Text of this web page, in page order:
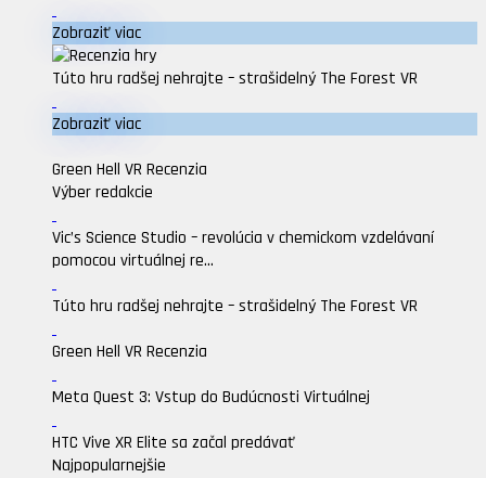
Zobraziť viac
Túto hru radšej nehrajte – strašidelný The Forest VR
Zobraziť viac
Green Hell VR Recenzia
Výber redakcie
Vic’s Science Studio – revolúcia v chemickom vzdelávaní
pomocou virtuálnej re...
Túto hru radšej nehrajte – strašidelný The Forest VR
Green Hell VR Recenzia
Meta Quest 3: Vstup do Budúcnosti Virtuálnej
HTC Vive XR Elite sa začal predávať
Najpopularnejšie